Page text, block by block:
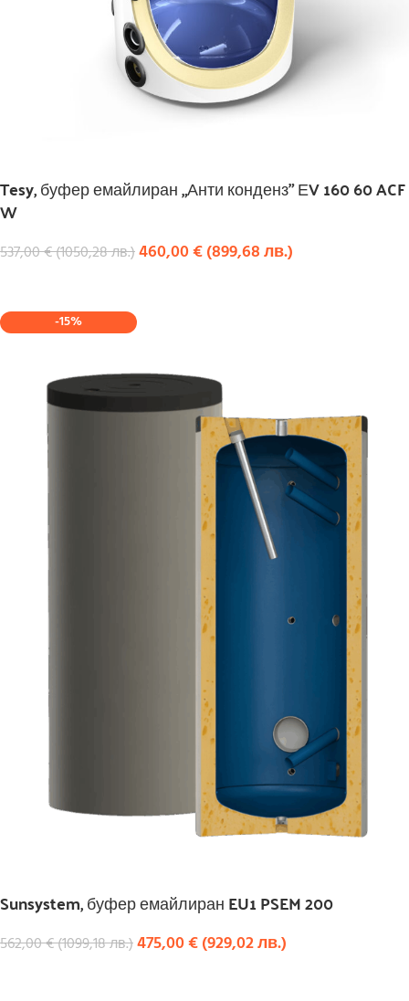
Tesy, буфер емайлиран „Анти конденз” ЕV 160 60 ACF
W
537,00€(1050,28лв.)460,00€(899,68лв.)
-15%
Sunsystem, буфер емайлиран EU1 PSEM 200
562,00€(1099,18лв.)475,00€(929,02лв.)